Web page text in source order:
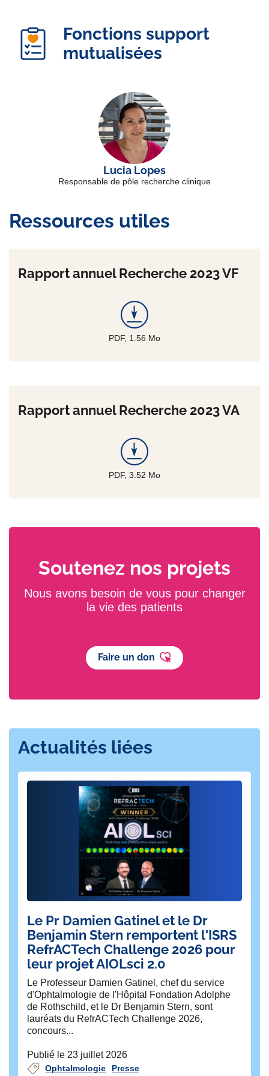
Fonctions support
mutualisées
Lucia Lopes
Responsable de pôle recherche clinique
Ressources utiles
Rapport annuel Recherche 2023 VF
PDF, 1.56 Mo
Rapport annuel Recherche 2023 VA
PDF, 3.52 Mo
Soutenez nos projets
Nous avons besoin de vous pour changer
la vie des patients
Faire un don
Actualités liées
Le Pr Damien Gatinel et le Dr
Benjamin Stern remportent l'ISRS
RefrACTech Challenge 2026 pour
leur projet AIOLsci 2.0
Le Professeur Damien Gatinel, chef du service
d'Ophtalmologie de l'Hôpital Fondation Adolphe
de Rothschild, et le Dr Benjamin Stern, sont
lauréats du RefrACTech Challenge 2026,
concours...
Publié le 23 juillet 2026
Ophtalmologie Presse